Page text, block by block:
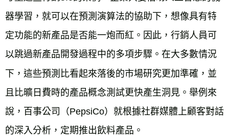
器學習，就可以在預測演算法的協助下，想像具有特
定功能的新產品是否能一炮而紅。因此，行銷人員可
以跳過新產品開發過程中的多項步驟。在大多數情況
下，這些預測比看起來落後的市場研究更加準確，並
且比曠日費時的產品概念測試更快產生洞見。舉例來
說，百事公司（PepsiCo）就根據社群媒體上顧客對話
的深入分析，定期推出飲料產品。